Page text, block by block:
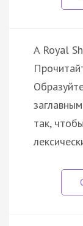
A Royal
так,